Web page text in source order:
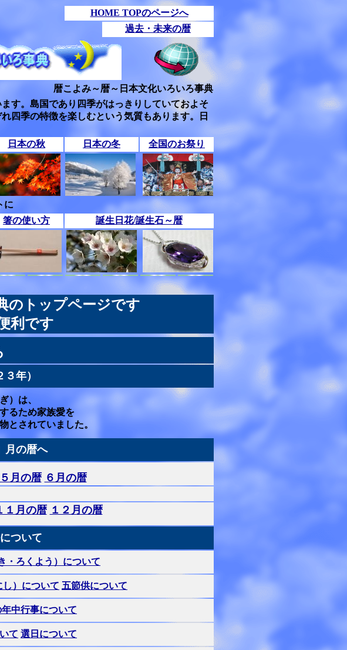
HOME TOPのページへ
過去・未来の暦
暦こよみ～暦～日本文化いろいろ事典
す。島国であり四季がはっきりしていておよそ
四季の特徴を楽しむという気質もあります。日
日本の秋 日本の冬 全国のお祭り
に
箸の使い方 誕生日花/誕生石～暦
のトップページです
利です
年）
）は、
るため家族愛を
とされていました。
月の暦へ
５月の暦 ６月の暦
１月の暦 １２月の暦
ついて
・ろくよう）について
）について 五節供について
年中行事について
て 選日について